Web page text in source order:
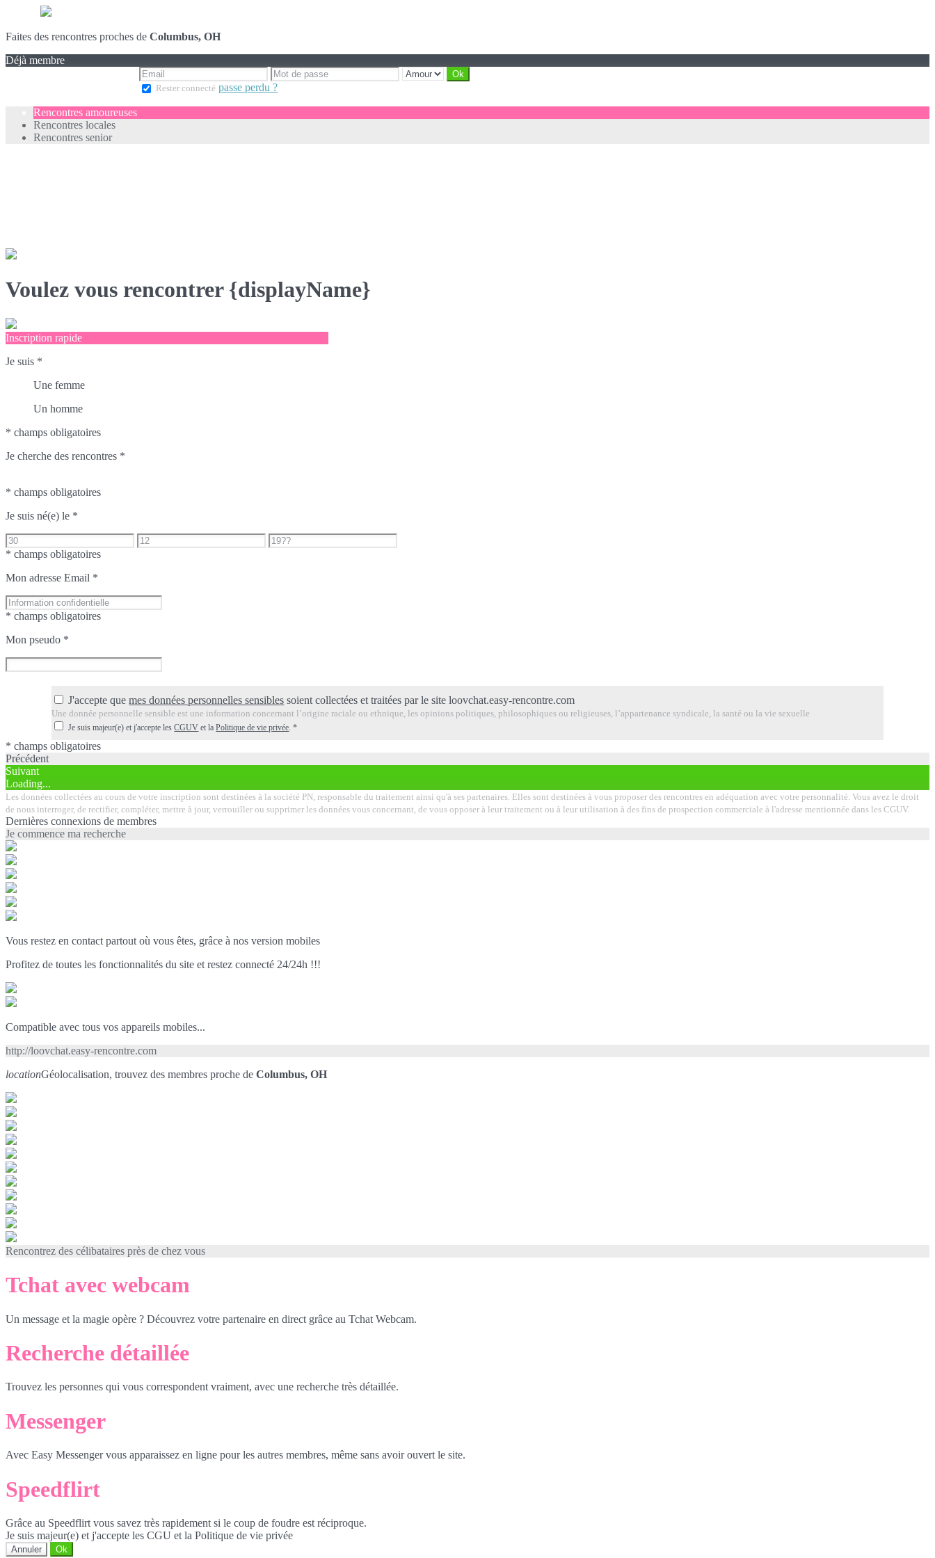
Faites des rencontres proches de Columbus, OH
Déjà membre
Rester connecté passe perdu ?
Rencontres amoureuses
Rencontres locales
Rencontres senior
Voulez vous rencontrer {displayName}
Inscription rapide
Je suis *
Une femme
Un homme
* champs obligatoires
Je cherche des rencontres *
* champs obligatoires
Je suis né(e) le *
* champs obligatoires
Mon adresse Email *
* champs obligatoires
Mon pseudo *
J'accepte quemes données personnelles sensibles soient collectées et traitées par le site loovchat.easy-rencontre.com
Une donnée personnelle sensible est une information concernant l’origine raciale ou ethnique, les opinions politiques, philosophiques ou religieuses, l’appartenance syndicale, la santé ou la vie sexuelle
Je suis majeur(e) et j'accepte lesCGUV et laPolitique de vie privée .*
* champs obligatoires
Précédent
Suivant
Loading...
Les données collectées au cours de votre inscription sont destinées à la société PN, responsable du traitement ainsi qu'à ses partenaires. Elles sont destinées à vous proposer des rencontres en adéquation avec votre personnalité. Vous avez le droit
de nous interroger, de rectifier, compléter, mettre à jour, verrouiller ou supprimer les données vous concernant, de vous opposer à leur traitement ou à leur utilisation à des fins de prospection commerciale à l'adresse mentionnée dans les CGUV.
Dernières connexions de membres
Je commence ma recherche
Vous restez en contact partout où vous êtes, grâce à nos version mobiles
Profitez de toutes les fonctionnalités du site et restez connecté 24/24h !!!
Compatible avec tous vos appareils mobiles...
http://loovchat.easy-rencontre.com
locationGéolocalisation, trouvez des membres proche de Columbus, OH
Rencontrez des célibataires près de chez vous
Tchat avec webcam
Un message et la magie opère ? Découvrez votre partenaire en direct grâce au Tchat Webcam.
Recherche détaillée
Trouvez les personnes qui vous correspondent vraiment, avec une recherche très détaillée.
Messenger
Avec Easy Messenger vous apparaissez en ligne pour les autres membres, même sans avoir ouvert le site.
Speedflirt
Grâce au Speedflirt vous savez très rapidement si le coup de foudre est réciproque.
Je suis majeur(e) et j'accepte les CGU et la Politique de vie privée
Annuler Ok